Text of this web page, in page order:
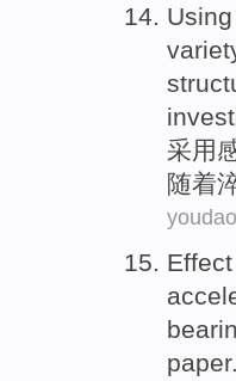
采用
随着
youdao
Effect
paper.